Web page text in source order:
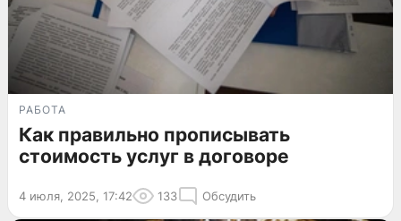
РАБОТА
Как правильно прописывать
стоимость услуг в договоре
4 июля, 2025, 17:42 133 Обсудить